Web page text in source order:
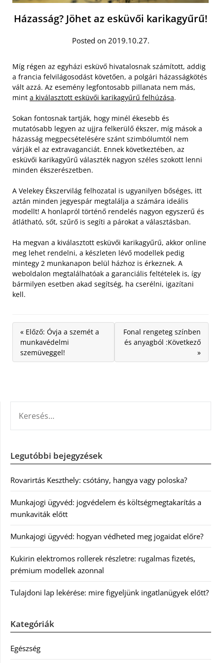
Házasság? Jöhet az esküvői karikagyűrű!
Posted on 2019.10.27.
Míg régen az egyházi esküvő hivatalosnak számított, addig
a francia felvilágosodást követően, a polgári házasságkötés
vált azzá. Az esemény legfontosabb pillanata nem más,
mint a kiválasztott esküvői karikagyűrű felhúzása.
Sokan fontosnak tartják, hogy minél ékesebb és
mutatósabb legyen az ujjra felkerülő ékszer, míg mások a
házasság megpecsételésére szánt szimbólumtól nem
várják el az extravaganciát. Ennek következtében, az
esküvői karikagyűrű választék nagyon széles szokott lenni
minden ékszerészetben.
A Velekey Ékszervilág felhozatal is ugyanilyen bőséges, itt
aztán minden jegyespár megtalálja a számára ideális
modellt! A honlapról történő rendelés nagyon egyszerű és
átlátható, sőt, szűrő is segíti a párokat a választásban.
Ha megvan a kiválasztott esküvői karikagyűrű, akkor online
meg lehet rendelni, a készleten lévő modellek pedig
mintegy 2 munkanapon belül házhoz is érkeznek. A
weboldalon megtalálhatóak a garanciális feltételek is, így
bármilyen esetben akad segítség, ha cserélni, igazítani
kell.
« Előző: Óvja a szemét a
munkavédelmi
szemüveggel!
Fonal rengeteg színben
és anyagból :Következő
»
Legutóbbi bejegyzések
Rovarirtás Keszthely: csótány, hangya vagy poloska?
Munkajogi ügyvéd: jogvédelem és költségmegtakarítás a
munkaviták előtt
Munkajogi ügyvéd: hogyan védheted meg jogaidat előre?
Kukirin elektromos rollerek részletre: rugalmas fizetés,
prémium modellek azonnal
Tulajdoni lap lekérése: mire figyeljünk ingatlanügyek előtt?
Kategóriák
Egészség